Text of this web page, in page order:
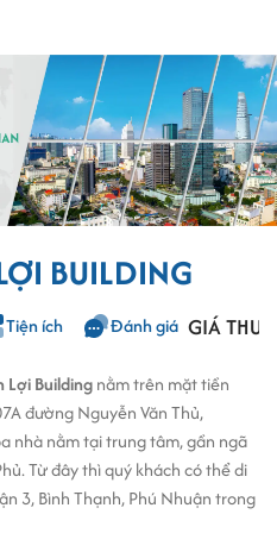
BUILDING
Tiện ích Đánh giá GIÁ
Lợi Buildingnằm trên mặt tiền
đường Nguyễn Văn Thủ,
nhà nằm tại trung tâm, gần ngã
Từ đây thì quý khách có thể di
3, Bình Thạnh, Phú Nhuận trong